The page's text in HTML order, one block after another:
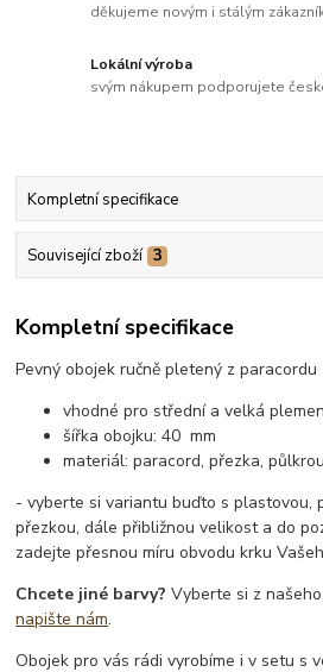
děkujeme novým i stálým
Lokální výroba
svým nákupem podporujete
Kompletní specifikace
Související zboží 3
Kompletní specifikace
Pevný obojek ručně pletený z paracordu
vhodné pro střední a velká
šířka obojku: 40 mm
materiál: paracord, přezka,
- vyberte si variantu buďto s plastovou,
přezkou, dále přibližnou velikost a do
zadejte přesnou míru obvodu krku
Chcete jiné barvy? Vyberte si z
napište nám.
Obojek pro vás rádi vyrobíme i v setu s